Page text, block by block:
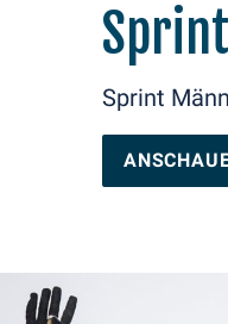
Sprint